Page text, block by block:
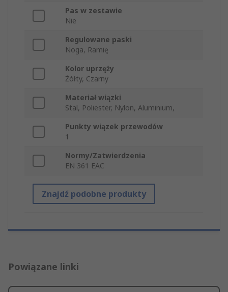
Pas w zestawie
Nie
Regulowane paski
Noga, Ramię
Kolor uprzęży
Żółty, Czarny
Materiał wiązki
Stal, Poliester, Nylon, Aluminium,
Punkty wiązek przewodów
1
Normy/Zatwierdzenia
EN 361 EAC
Znajdź podobne produkty
Powiązane linki